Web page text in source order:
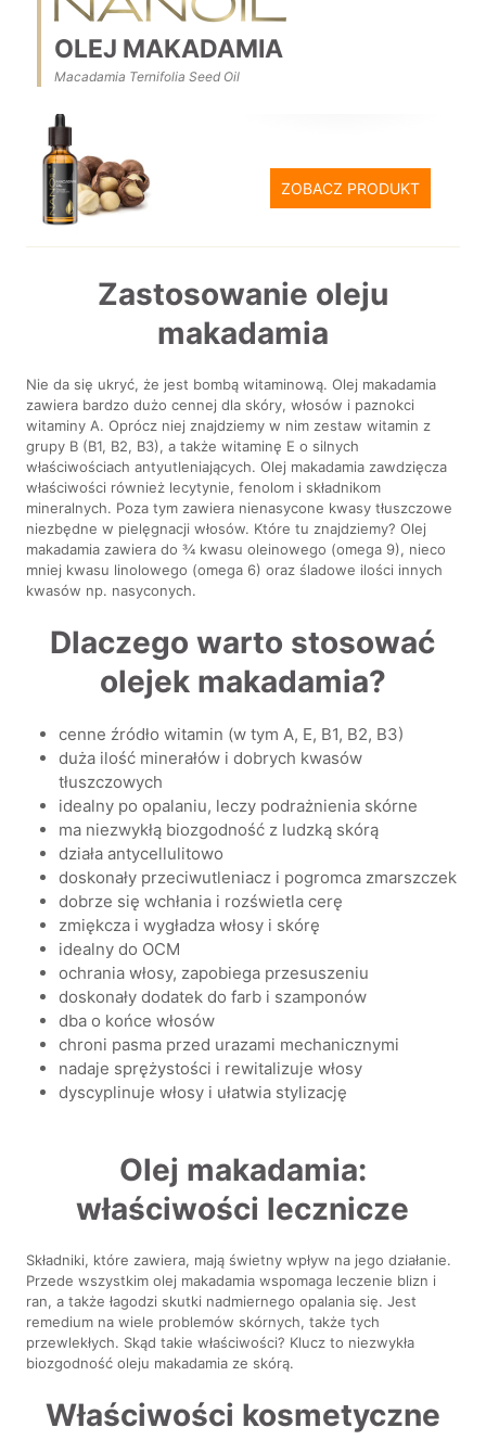
OLEJ MAKADAMIA
Macadamia Ternifolia Seed Oil
ZOBACZ PRODUKT
Zastosowanie oleju
makadamia
Nie da się ukryć, że jest bombą witaminową. Olej makadamia
zawiera bardzo dużo cennej dla skóry, włosów i paznokci
witaminy A. Oprócz niej znajdziemy w nim zestaw witamin z
grupy B (B1, B2, B3), a także witaminę E o silnych
właściwościach antyutleniających. Olej makadamia zawdzięcza
właściwości również lecytynie, fenolom i składnikom
mineralnych. Poza tym zawiera nienasycone kwasy tłuszczowe
niezbędne w pielęgnacji włosów. Które tu znajdziemy? Olej
makadamia zawiera do ¾ kwasu oleinowego (omega 9), nieco
mniej kwasu linolowego (omega 6) oraz śladowe ilości innych
kwasów np. nasyconych.
Dlaczego warto stosować
olejek makadamia?
cenne źródło witamin (w tym A, E, B1, B2, B3)
duża ilość minerałów i dobrych kwasów
tłuszczowych
idealny po opalaniu, leczy podrażnienia skórne
ma niezwykłą biozgodność z ludzką skórą
działa antycellulitowo
doskonały przeciwutleniacz i pogromca zmarszczek
dobrze się wchłania i rozświetla cerę
zmiękcza i wygładza włosy i skórę
idealny do OCM
ochrania włosy, zapobiega przesuszeniu
doskonały dodatek do farb i szamponów
dba o końce włosów
chroni pasma przed urazami mechanicznymi
nadaje sprężystości i rewitalizuje włosy
dyscyplinuje włosy i ułatwia stylizację
Olej makadamia:
właściwości lecznicze
Składniki, które zawiera, mają świetny wpływ na jego działanie.
Przede wszystkim olej makadamia wspomaga leczenie blizn i
ran, a także łagodzi skutki nadmiernego opalania się. Jest
remedium na wiele problemów skórnych, także tych
przewlekłych. Skąd takie właściwości? Klucz to niezwykła
biozgodność oleju makadamia ze skórą.
Właściwości kosmetyczne